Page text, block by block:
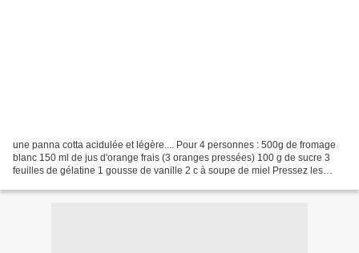
une panna cotta acidulée et légère.... Pour 4 personnes : 500g de fromage
blanc 150 ml de jus d'orange frais (3 oranges pressées) 100 g de sucre 3
feuilles de gélatine 1 gousse de vanille 2 c à soupe de miel Pressez les